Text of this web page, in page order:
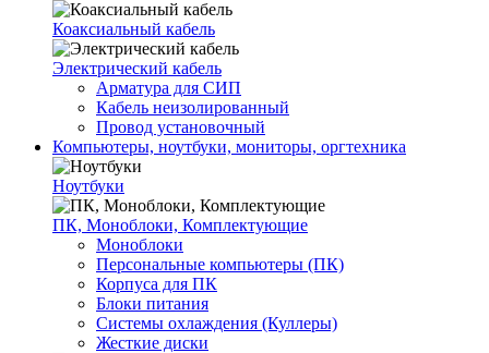
Коаксиальный кабель
Электрический кабель
Арматура для СИП
Кабель неизолированный
Провод установочный
Компьютеры, ноутбуки, мониторы, оргтехника
Ноутбуки
ПК, Моноблоки, Комплектующие
Моноблоки
Персональные компьютеры (ПК)
Корпуса для ПК
Блоки питания
Системы охлаждения (Куллеры)
Жесткие диски